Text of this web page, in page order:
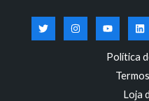
Política
Loja